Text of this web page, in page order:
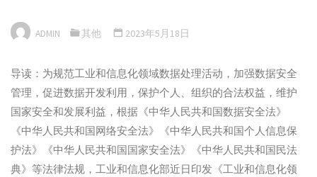
ADMIN 其他 2023年5月18日
导读：为规范工业和信息化领域数据处理活动，加强数据安全
管理，促进数据开发利用，保护个人、组织的合法权益，维护
国家安全和发展利益，根据《中华人民共和国数据安全法》
《中华人民共和国网络安全法》《中华人民共和国个人信息保
护法》《中华人民共和国国家安全法》《中华人民共和国民法
典》等法律法规，工业和信息化部近日印发《工业和信息化领